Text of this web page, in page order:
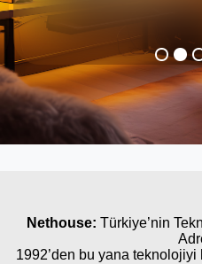
Nethouse: Türkiye’nin
1992’den bu yana teknolojiyi